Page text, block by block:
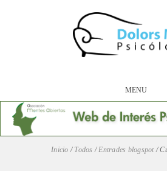
MENU
Inicio / Todos /Entrades blogspot/